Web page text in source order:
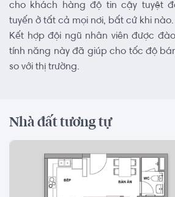
cho khách hàng độ tin cậy tuyệt
tuyến ở tất cả mọi nơi, bất cứ khi nào.
Kết hợp đội ngũ nhân viên được
tính năng này đã giúp cho tốc độ
so với thị trường.
Nhà đất tương tự